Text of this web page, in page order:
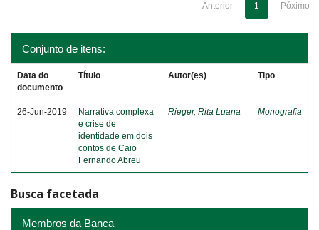
Anterior 1 Póximo
Conjunto de itens:
Data do
documento
Título Autor(es) Tipo
26-Jun-2019
Narrativa complexa
e crise de
identidade em dois
contos de Caio
Fernando Abreu
Rieger, Rita Luana Monografia
Busca facetada
Membros da Banca